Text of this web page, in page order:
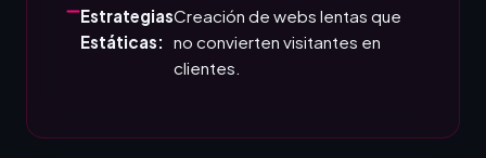
Estrategias
Estáticas:
Creación de webs lentas que
no convierten visitantes en
clientes.